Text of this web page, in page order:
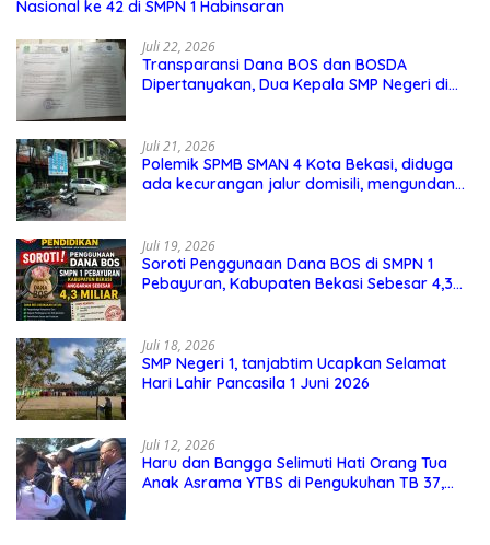
Nasional ke 42 di SMPN 1 Habinsaran
Juli 22, 2026
Transparansi Dana BOS dan BOSDA
Dipertanyakan, Dua Kepala SMP Negeri di
Juli 21, 2026
Polemik SPMB SMAN 4 Kota Bekasi, diduga
ada kecurangan jalur domisili, mengundang
Juli 19, 2026
Soroti Penggunaan Dana BOS di SMPN 1
Pebayuran, Kabupaten Bekasi Sebesar 4,3
Juli 18, 2026
SMP Negeri 1, tanjabtim Ucapkan Selamat
Hari Lahir Pancasila 1 Juni 2026
Juli 12, 2026
Haru dan Bangga Selimuti Hati Orang Tua
Anak Asrama YTBS di Pengukuhan TB 37,